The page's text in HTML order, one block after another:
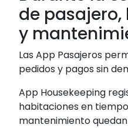
de pasajero,
y
Las App Pasajeros
pedidos y pagos sin
App Housekeeping
habitaciones en
mantenimiento